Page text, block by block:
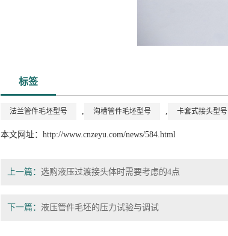
标签
法兰管件毛坯型号 , 沟槽管件毛坯型号 , 卡套式接头型号
本文网址： http://www.cnzeyu.com/news/584.html
上一篇： 选购液压过渡接头体时需要考虑的4点
下一篇： 液压管件毛坯的压力试验与调试